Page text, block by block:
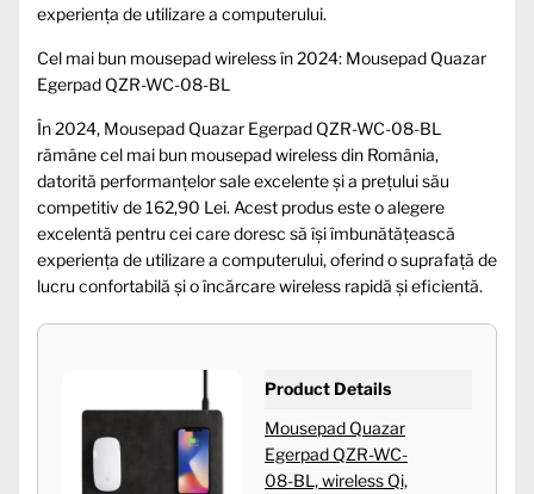
experiența de utilizare a computerului.
Cel mai bun mousepad wireless în 2024: Mousepad Quazar
Egerpad QZR-WC-08-BL
În 2024, Mousepad Quazar Egerpad QZR-WC-08-BL
rămâne cel mai bun mousepad wireless din România,
datorită performanțelor sale excelente și a prețului său
competitiv de 162,90 Lei. Acest produs este o alegere
excelentă pentru cei care doresc să își îmbunătățească
experiența de utilizare a computerului, oferind o suprafață de
lucru confortabilă și o încărcare wireless rapidă și eficientă.
Product Details
Mousepad Quazar
Egerpad QZR-WC-
08-BL, wireless Qi,